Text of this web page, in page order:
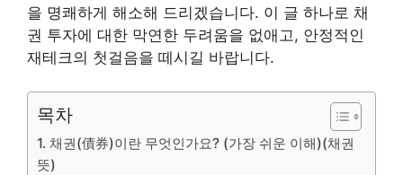
을 명쾌하게 해소해 드리겠습니다. 이 글 하나로 채
권 투자에 대한 막연한 두려움을 없애고, 안정적인
재테크의 첫걸음을 떼시길 바랍니다.
목차
1. 채권(債券)이란 무엇인가요? (가장 쉬운 이해)(채권
뜻)